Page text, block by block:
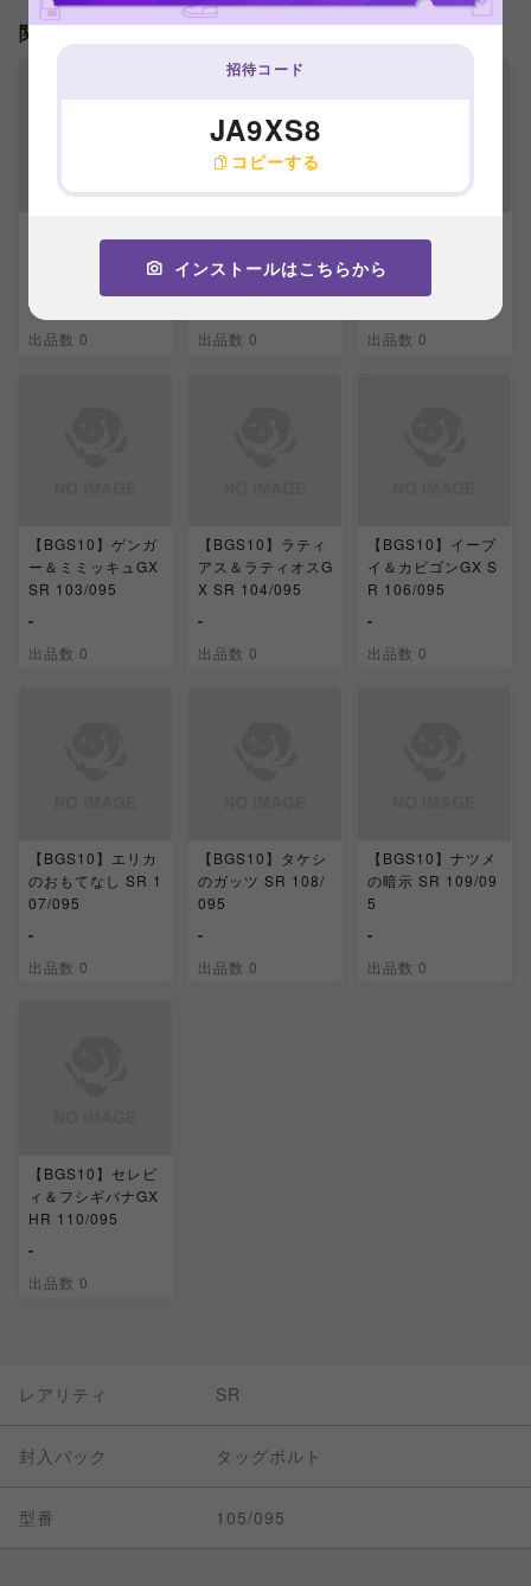
関連製品
-
出品数 0
SR 100/095
出品数 0
SR 102/095
出品数 0
【BGS10】ゲンガ
ー＆ミミッキュGX
SR 103/095
-
出品数 0
【BGS10】ラティ
アス＆ラティオスG
X SR 104/095
-
出品数 0
【BGS10】イーブ
イ＆カビゴンGX S
R 106/095
-
出品数 0
【BGS10】エリカ
のおもてなし SR 1
07/095
-
出品数 0
【BGS10】タケシ
のガッツ SR 108/
095
-
出品数 0
【BGS10】ナツメ
の暗示 SR 109/09
5
-
出品数 0
【BGS10】セレビ
ィ＆フシギバナGX
HR 110/095
-
出品数 0
レアリティ SR
封入パック タッグボルト
型番 105/095
招待コード
JA9XS8
コピーする
インストールはこちらから